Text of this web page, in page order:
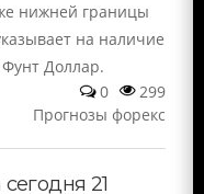
нижней границы
на наличие
Доллар.
299
0
Прогнозы форекс
21